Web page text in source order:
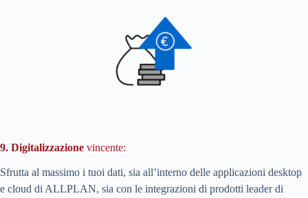
9. Digitalizzazione vincente:
Sfrutta al massimo i tuoi dati, sia all’interno delle applicazioni desktop
e cloud di ALLPLAN, sia con le integrazioni di prodotti leader di